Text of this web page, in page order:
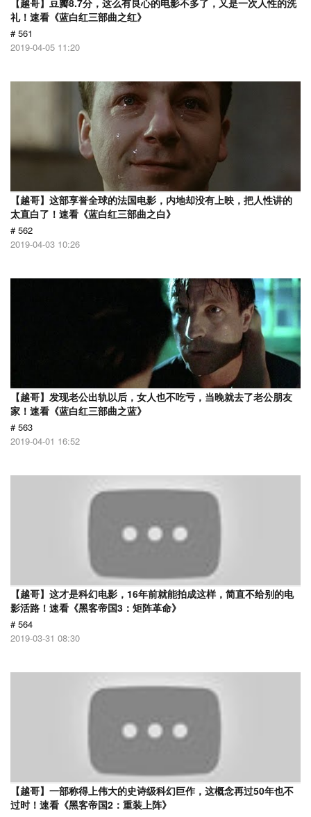
【越哥】豆瓣8.7分，这么有良心的电影不多了，又是一次人性的洗
礼！速看《蓝白红三部曲之红》
# 561
2019-04-05 11:20
【越哥】这部享誉全球的法国电影，内地却没有上映，把人性讲的
太直白了！速看《蓝白红三部曲之白》
# 562
2019-04-03 10:26
【越哥】发现老公出轨以后，女人也不吃亏，当晚就去了老公朋友
家！速看《蓝白红三部曲之蓝》
# 563
2019-04-01 16:52
【越哥】这才是科幻电影，16年前就能拍成这样，简直不给别的电
影活路！速看《黑客帝国3：矩阵革命》
# 564
2019-03-31 08:30
【越哥】一部称得上伟大的史诗级科幻巨作，这概念再过50年也不
过时！速看《黑客帝国2：重装上阵》